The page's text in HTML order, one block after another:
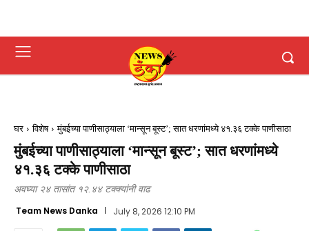
घर विशेष मुंबईच्या पाणीसाठ्याला ‘मान्सून बूस्ट’; सात धरणांमध्ये ४१.३६ टक्के पाणीसाठा
मुंबईच्या पाणीसाठ्याला ‘मान्सून बूस्ट’; सात धरणांमध्ये
४१.३६ टक्के पाणीसाठा
अवघ्या २४ तासांत १२.४४ टक्क्यांनी वाढ
Team News Danka July 8, 2026 12:10 PM